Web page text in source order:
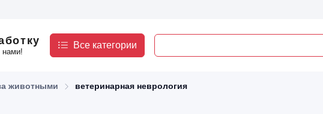
нами!
Все категории
животными ветеринарная неврология